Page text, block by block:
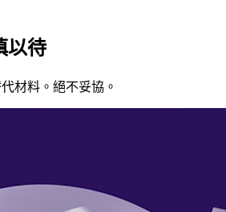
以待
材料。絕不妥協。